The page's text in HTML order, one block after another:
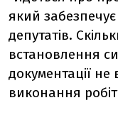
який
депутатів.
встановлення
документації не
виконання